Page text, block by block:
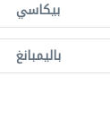
بيكاسي
باليمبانغ